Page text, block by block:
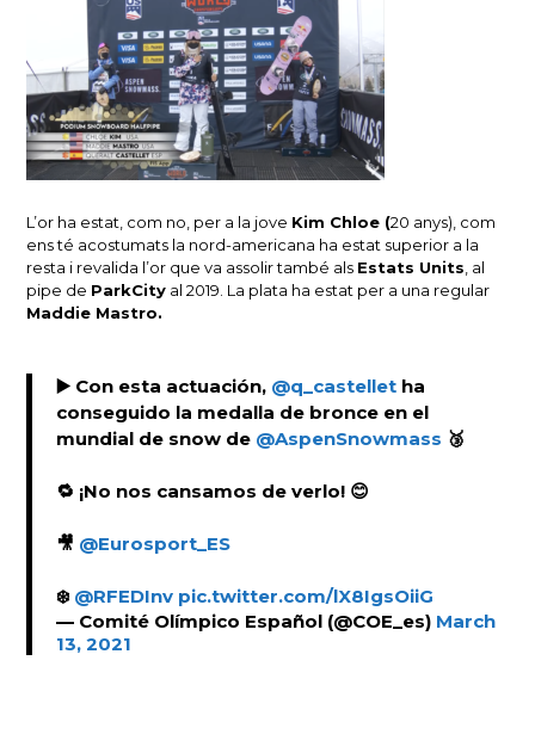
L’or ha estat, com no, per a la jove Kim Chloe (20 anys), com
ens té acostumats la nord-americana ha estat superior a la
resta i revalida l’or que va assolir també als Estats Units , al
pipe de ParkCity al 2019. La plata ha estat per a una regular
Maddie Mastro.
▶️ Con esta actuación, @q_castellet ha
conseguido la medalla de bronce en el
mundial de snow de @AspenSnowmass 🥉
🔁 ¡No nos cansamos de verlo! 😊
🎥 @Eurosport_ES
❄️ @RFEDInv pic.twitter.com/lX8IgsOiiG
— Comité Olímpico Español (@COE_es) March
13, 2021